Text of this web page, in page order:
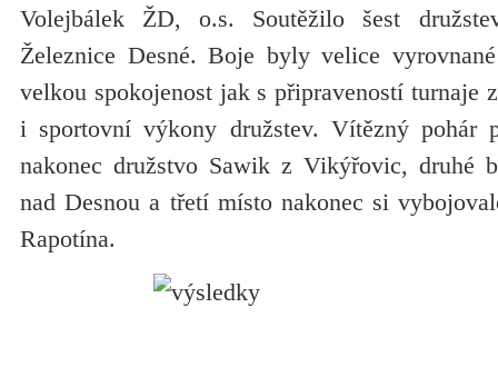
Volejbálek ŽD, o.s. Soutěžilo šest
Železnice Desné. Boje byly velice
velkou spokojenost jak s připraveností turnaje
i sportovní výkony družstev. Vítězný pohár
nakonec družstvo Sawik z Vikýřovic, druhé
nad Desnou a třetí místo nakonec si
Rapotína.